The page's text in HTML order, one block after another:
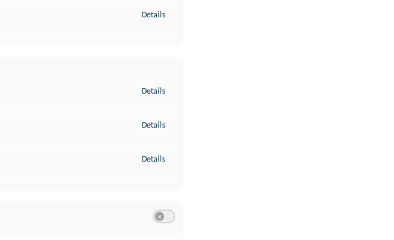
Details
Details
Details
Details